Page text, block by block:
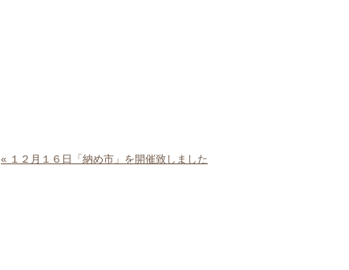
« １２月１６日「納め市」を開催致しました